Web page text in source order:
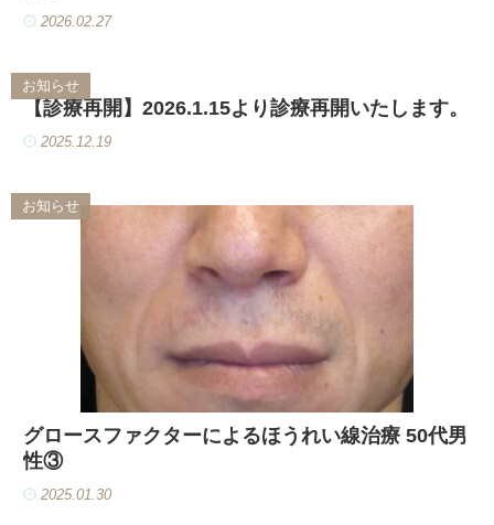
2026.02.27
お知らせ
【診療再開】2026.1.15より診療再開いたします。
2025.12.19
お知らせ
グロースファクターによるほうれい線治療 50代男
性③
2025.01.30